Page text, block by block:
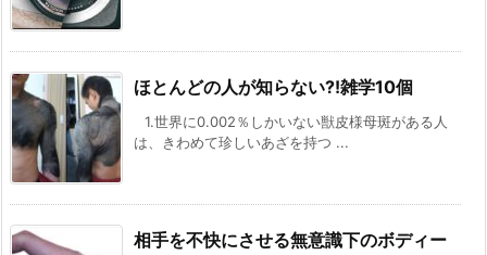
ほとんどの人が知らない?!雑学10個
1.世界に0.002％しかいない獣皮様母斑がある人
は、きわめて珍しいあざを持つ ...
相手を不快にさせる無意識下のボディー